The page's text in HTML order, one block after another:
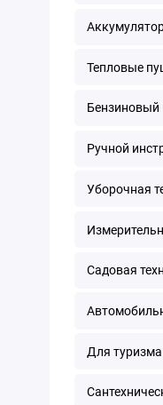
Тепловые
Бензиновый
Ручной
Уборочная
Садовая
Для